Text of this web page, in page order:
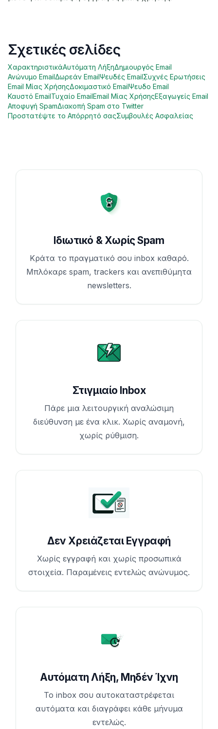
Σχετικές σελίδες
ΧαρακτηριστικάΑυτόματη ΛήξηΔημιουργός Email
Ανώνυμο Email Δωρεάν Email Ψευδές Email Συχνές Ερωτήσεις
Email Μίας ΧρήσηςΔοκιμαστικό Email Ψευδο Email
Καυστό Email Τυχαίο Email Email Μίας ΧρήσηςΕξαγωγείς Email
Αποφυγή SpamΔιακοπή Spam στο Twitter
Προστατέψτε το Απόρρητό σαςΣυμβουλές Ασφαλείας
Ιδιωτικό & Χωρίς Spam
Κράτα το πραγματικό σου inbox καθαρό.
Μπλόκαρε spam, trackers και ανεπιθύμητα
newsletters.
Στιγμιαίο Inbox
Πάρε μια λειτουργική αναλώσιμη
διεύθυνση με ένα κλικ. Χωρίς αναμονή,
χωρίς ρύθμιση.
Δεν Χρειάζεται Εγγραφή
Χωρίς εγγραφή και χωρίς προσωπικά
στοιχεία. Παραμένεις εντελώς ανώνυμος.
Αυτόματη Λήξη, Μηδέν Ίχνη
Το inbox σου αυτοκαταστρέφεται
αυτόματα και διαγράφει κάθε μήνυμα
εντελώς.